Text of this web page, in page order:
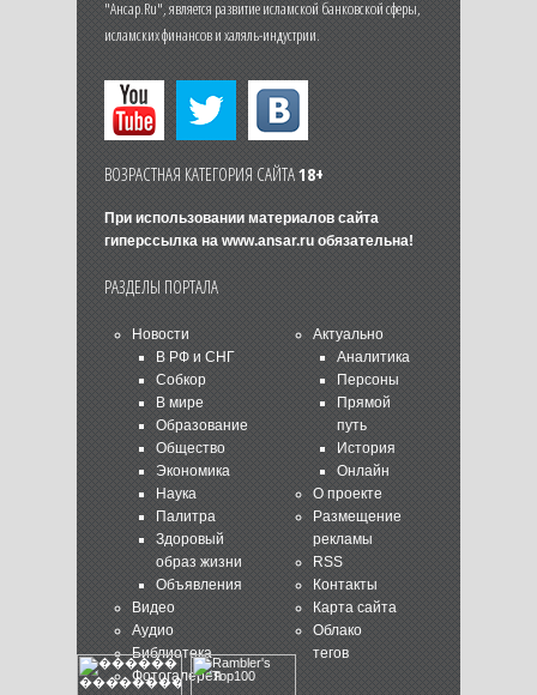
"Ансар.Ru", является развитие исламской банковской сферы,
исламских финансов и халяль-индустрии.
ВОЗРАСТНАЯ КАТЕГОРИЯ САЙТА18+
При использовании материалов сайта
гиперссылка на www.ansar.ruобязательна!
РАЗДЕЛЫ ПОРТАЛА
Новости
В РФ и СНГ
Собкор
В мире
Образование
Общество
Экономика
Наука
Палитра
Здоровый
образ жизни
Объявления
Видео
Аудио
Библиотека
Фотогалерея
Актуально
Аналитика
Персоны
Прямой
путь
История
Онлайн
О проекте
Размещение
рекламы
RSS
Контакты
Карта сайта
Облако
тегов